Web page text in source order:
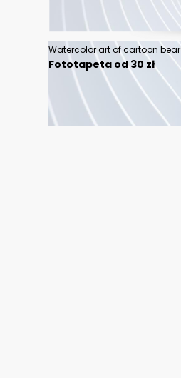
Watercolor art of cartoon bear
Fototapeta od 30 zł